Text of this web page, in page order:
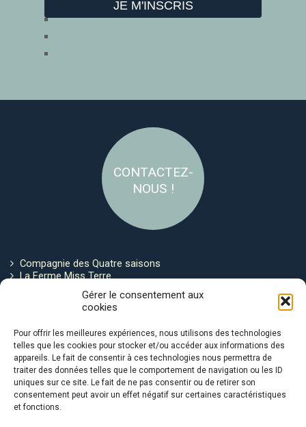
Gérer le consentement aux
cookies
Pour offrir les meilleures expériences, nous utilisons des technologies
telles que les cookies pour stocker et/ou accéder aux informations des
appareils. Le fait de consentir à ces technologies nous permettra de
traiter des données telles que le comportement de navigation ou les ID
uniques sur ce site. Le fait de ne pas consentir ou de retirer son
consentement peut avoir un effet négatif sur certaines caractéristiques
et fonctions.
CONTACTEZ-
NOUS !
Compagnie des Quatre saisons
La Ferme Miss Terre
Politique de cookies